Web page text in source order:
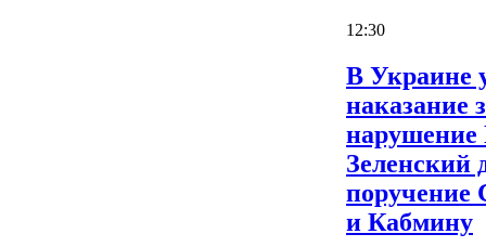
12:30
В Украине
наказание
Зеленский
и Кабмину